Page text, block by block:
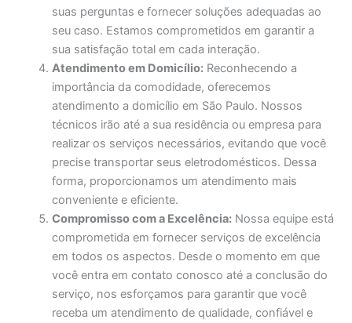
suas perguntas e fornecer soluções adequadas ao
seu caso. Estamos comprometidos em garantir a
sua satisfação total em cada interação.
Atendimento em Domicílio: Reconhecendo a
importância da comodidade, oferecemos
atendimento a domicílio em São Paulo. Nossos
técnicos irão até a sua residência ou empresa para
realizar os serviços necessários, evitando que você
precise transportar seus eletrodomésticos. Dessa
forma, proporcionamos um atendimento mais
conveniente e eficiente.
Compromisso com a Excelência: Nossa equipe está
comprometida em fornecer serviços de excelência
em todos os aspectos. Desde o momento em que
você entra em contato conosco até a conclusão do
serviço, nos esforçamos para garantir que você
receba um atendimento de qualidade, confiável e